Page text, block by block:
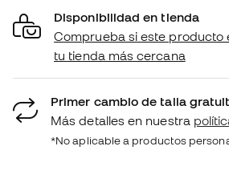
Disponibilidad en tienda
Comprueba si este producto
tu tienda más cercana
Primer cambio de talla
Más detalles en nuestra
*No aplicable a productos